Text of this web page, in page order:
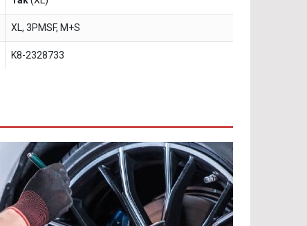
XL, 3PMSF, M+S
K8-2328733